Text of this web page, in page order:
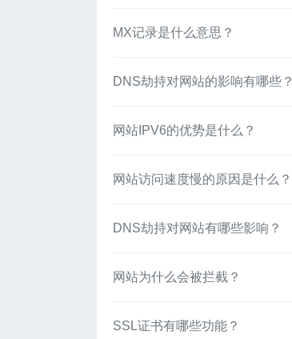
MX记录是什么意思？
DNS劫持对网站的影响有哪些？
网站IPV6的优势是什么？
网站访问速度慢的原因是什么？
DNS劫持对网站有哪些影响？
网站为什么会被拦截？
SSL证书有哪些功能？